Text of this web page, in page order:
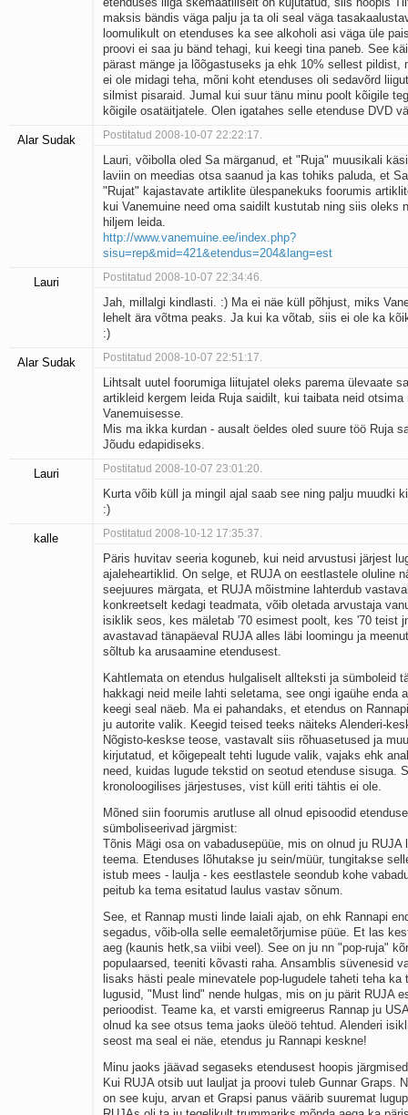
maksis bändis väga palju ja ta oli seal väga
loomulikult on etenduses ka see alkoholi asi väga üle
proovi ei saa ju bänd tehagi, kui keegi tina paneb. See
pärast mänge ja lõõgastuseks ja ehk 10% sellest pildist,
ei ole midagi teha, mõni koht etenduses oli sedavõrd
silmist pisaraid. Jumal kui suur tänu minu poolt kõigile
kõigile osatäitjatele. Olen igatahes selle etenduse DVD
Alar Sudak Postitatud 2008-10-07 22:22:17.
Lauri, võibolla oled Sa märganud, et "Ruja" muusikali
laviin on meedias otsa saanud ja kas tohiks paluda, et
"Rujat" kajastavate artiklite ülespanekuks foorumis
kui Vanemuine need oma saidilt kustutab ning siis oleks
hiljem leida.
http://www.vanemuine.ee/index.php?
sisu=rep&mid=421&etendus=204&lang=est
Lauri Postitatud 2008-10-07 22:34:46.
Jah, millalgi kindlasti. :) Ma ei näe küll põhjust, miks
lehelt ära võtma peaks. Ja kui ka võtab, siis ei ole ka
:)
Alar Sudak Postitatud 2008-10-07 22:51:17.
Lihtsalt uutel foorumiga liitujatel oleks parema ülevaate
artikleid kergem leida Ruja saidilt, kui taibata neid otsima
Vanemuisesse.
Mis ma ikka kurdan - ausalt öeldes oled suure töö Ruja
Jõudu edapidiseks.
Lauri Postitatud 2008-10-07 23:01:20.
Kurta võib küll ja mingil ajal saab see ning palju muudki
:)
kalle Postitatud 2008-10-12 17:35:37.
Päris huvitav seeria koguneb, kui neid arvustusi järjest
ajaleheartiklid. On selge, et RUJA on eestlastele oluline
seejuures märgata, et RUJA mõistmine lahterdub
konkreetselt kedagi teadmata, võib oletada arvustaja
isiklik seos, kes mäletab '70 esimest poolt, kes '70 teist
avastavad tänapäeval RUJA alles läbi loomingu ja
sõltub ka arusaamine etendusest.
Kahtlemata on etendus hulgaliselt allteksti ja sümboleid
hakkagi neid meile lahti seletama, see ongi igaühe enda
keegi seal näeb. Ma ei pahandaks, et etendus on
ju autorite valik. Keegid teised teeks näiteks Alenderi-
Nõgisto-keskse teose, vastavalt siis rõhuasetused ja
kirjutatud, et kõigepealt tehti lugude valik, vajaks ehk
need, kuidas lugude tekstid on seotud etenduse sisuga.
kronoloogilises järjestuses, vist küll eriti tähtis ei ole.
Mõned siin foorumis arutluse all olnud episoodid
sümboliseerivad järgmist:
Tõnis Mägi osa on vabadusepüüe, mis on olnud ju RUJA
teema. Etenduses lõhutakse ju sein/müür, tungitakse
istub mees - laulja - kes eestlastele seondub kohe
peitub ka tema esitatud laulus vastav sõnum.
See, et Rannap musti linde laiali ajab, on ehk Rannapi
segadus, võib-olla selle eemaletõrjumise püüe. Et las
aeg (kaunis hetk,sa viibi veel). See on ju nn "pop-ruja"
populaarsed, teeniti kõvasti raha. Ansamblis süvenesid
lisaks hästi peale minevatele pop-lugudele taheti teha ka
lugusid, "Must lind" nende hulgas, mis on ju pärit RUJA
perioodist. Teame ka, et varsti emigreerus Rannap ju
olnud ka see otsus tema jaoks üleöö tehtud. Alenderi
seost ma seal ei näe, etendus ju Rannapi keskne!
Minu jaoks jäävad segaseks etendusest hoopis
Kui RUJA otsib uut lauljat ja proovi tuleb Gunnar Graps.
on see kuju, arvan et Grapsi panus väärib suuremat